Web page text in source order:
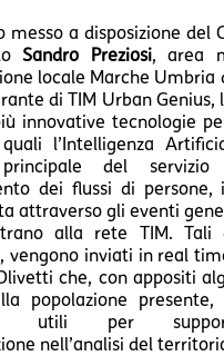
messo a disposizione del
Sandro Preziosi, area
locale Marche Umbria
di TIM Urban
innovative tecnologie
l’Intelligenza
principale del
dei flussi di persone,
attraverso gli eventi
alla rete TIM. Tali
vengono inviati in real
che, con appositi
popolazione presente,
utili per
nell’analisi del